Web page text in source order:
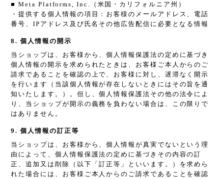
■ Meta Platforms, Inc.（米国・カリフォルニア州）
・提供する個人情報の項目：お客様のメールアドレス、電話
番号、IPアドレス及び氏名その他広告配信に必要となる情報
8. 個人情報の開示
当ショップは、お客様から、個人情報保護法の定めに基づき
個人情報の開示を求められたときは、お客様ご本人からのご
請求であることを確認の上で、お客様に対し、遅滞なく開示
を行います（当該個人情報が存在しないときにはその旨を通
知いたします。）。但し、個人情報保護法その他の法令によ
り、当ショップが開示の義務を負わない場合は、この限りで
はありません。
9. 個人情報の訂正等
当ショップは、お客様から、個人情報が真実でないという理
由によって、個人情報保護法の定めに基づきその内容の訂
正、追加又は削除（以下「訂正等」といいます。）を求めら
れた場合には、お客様ご本人からのご請求であることを確認